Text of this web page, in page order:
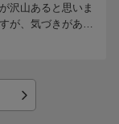
沢山あると思いま
が、気づきがあっ